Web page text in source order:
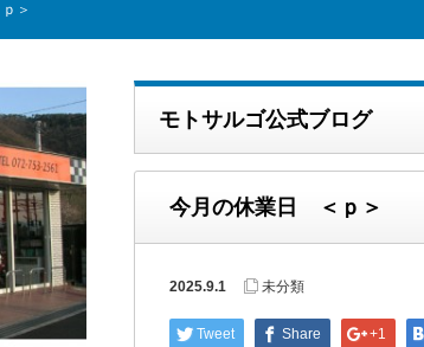
＞
モトサルゴ公式ブログ
今月の休業日 ＜ｐ＞
2025.9.1 未分類
Tweet Share +1